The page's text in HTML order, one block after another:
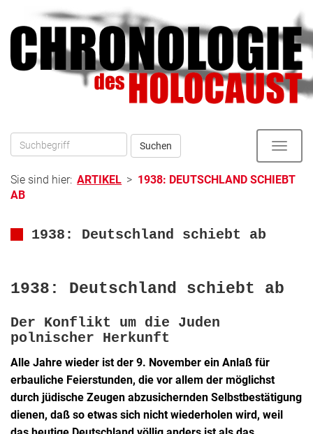
Hauptnavigation
Inhalt
Suchen
Toggle
Sie sind hier: ARTIKEL > 1938: DEUTSCHLAND SCHIEBT
AB
1938: Deutschland schiebt ab
1938: Deutschland schiebt ab
Der Konflikt um die Juden
polnischer Herkunft
Alle Jahre wieder ist der 9. November ein Anlaß für
erbauliche Feierstunden, die vor allem der möglichst
durch jüdische Zeugen abzusichernden Selbstbestätigung
dienen, daß so etwas sich nicht wiederholen wird, weil